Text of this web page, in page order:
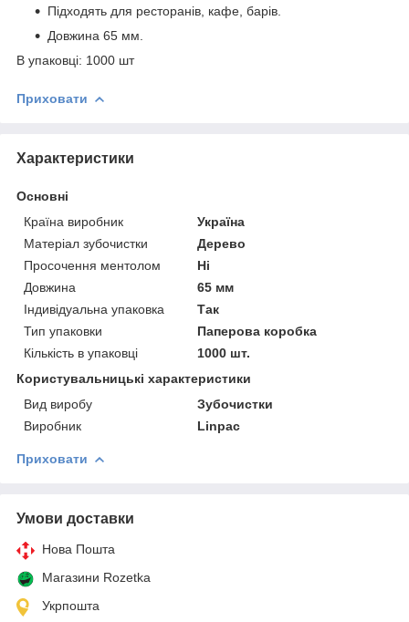
Підходять для ресторанів, кафе, барів.
Довжина 65 мм.
В упаковці: 1000 шт
Приховати
Характеристики
Основні
Країна виробник
Україна
Матеріал зубочистки
Дерево
Просочення ментолом
Ні
Довжина
65 мм
Індивідуальна упаковка
Так
Тип упаковки
Паперова коробка
Кількість в упаковці
1000 шт.
Користувальницькі характеристики
Вид виробу
Зубочистки
Виробник
Linpac
Приховати
Умови доставки
Нова Пошта
Магазини Rozetka
Укрпошта